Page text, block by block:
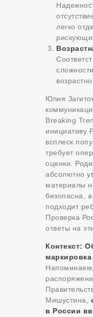
легко
Юлия
Breaking
инициативу
всплеск
требует
оценки.
абсолютно
материалы
безопасна,
подходит
Проверка
ответы на
Контекст:
Напоминаем,
Мишустина,
в России